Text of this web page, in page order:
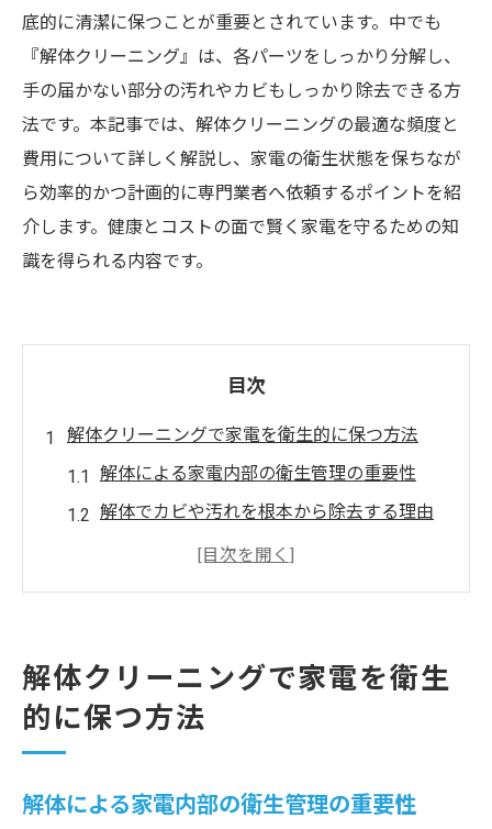
底的に清潔に保つことが重要とされています。中でも
『解体クリーニング』は、各パーツをしっかり分解し、
手の届かない部分の汚れやカビもしっかり除去できる方
法です。本記事では、解体クリーニングの最適な頻度と
費用について詳しく解説し、家電の衛生状態を保ちなが
ら効率的かつ計画的に専門業者へ依頼するポイントを紹
介します。健康とコストの面で賢く家電を守るための知
識を得られる内容です。
目次
解体クリーニングで家電を衛生的に保つ方法
解体による家電内部の衛生管理の重要性
解体でカビや汚れを根本から除去する理由
解体クリーニングが家電寿命に与える効果
解体と通常掃除の違いを正しく理解する方
法
カビや汚れが気になる時の解体クリーニン
解体クリーニングで家電を衛生
的に保つ方法
解体による家電内部の衛生管理の重要性